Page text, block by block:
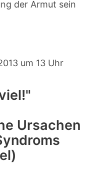
der Armut sein
um 13 Uhr
Ursachen